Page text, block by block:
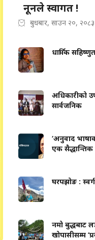
नूनले स्वागत !
बुधबार, साउन २०, २०८३
धार्मिक
अधिकारीको
सार्वजनिक
‘अनुवाद
एक सैद्धान्तिक
घरपझोङ :
नमो बुद्धबाट
खोपासीसम्म